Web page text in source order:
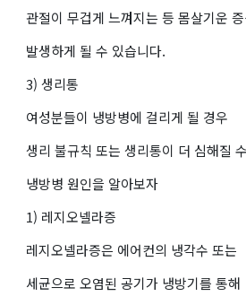
관절이 무겁게 느껴지는 등 몸살기운
발생하게 될 수 있습니다.
3) 생리통
여성분들이 냉방병에 걸리게 될 경우
생리 불규칙 또는 생리통이 더 심해질
냉방병 원인을 알아보자
1) 레지오넬라증
레지오넬라증은 에어컨의 냉각수 또는
세균으로 오염된 공기가 냉방기를 통해